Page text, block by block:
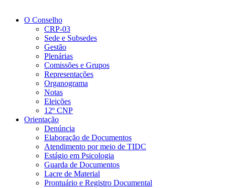
O Conselho
CRP-03
Sede e Subsedes
Gestão
Plenárias
Comissões e Grupos
Representações
Organograma
Notas
Eleições
12º CNP
Orientação
Denúncia
Elaboração de Documentos
Atendimento por meio de TIDC
Estágio em Psicologia
Guarda de Documentos
Lacre de Material
Prontuário e Registro Documental